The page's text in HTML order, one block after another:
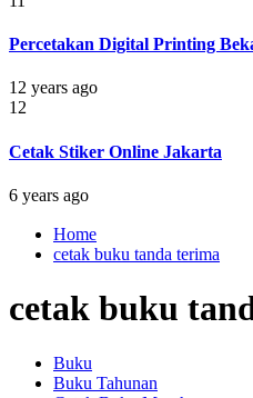
Percetakan Digital Printing
12 years ago
12
Cetak Stiker Online Jakarta
6 years ago
Home
cetak buku tanda terima
cetak buku
Buku
Buku Tahunan